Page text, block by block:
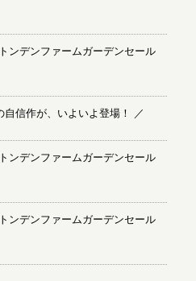
ンデンファームガーデンセール
信作が、いよいよ登場！ ／
ンデンファームガーデンセール
ンデンファームガーデンセール